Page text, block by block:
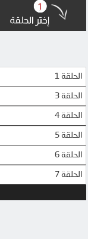
الحلقة 1
الحلقة 3
الحلقة 4
الحلقة 5
الحلقة 6
الحلقة 7